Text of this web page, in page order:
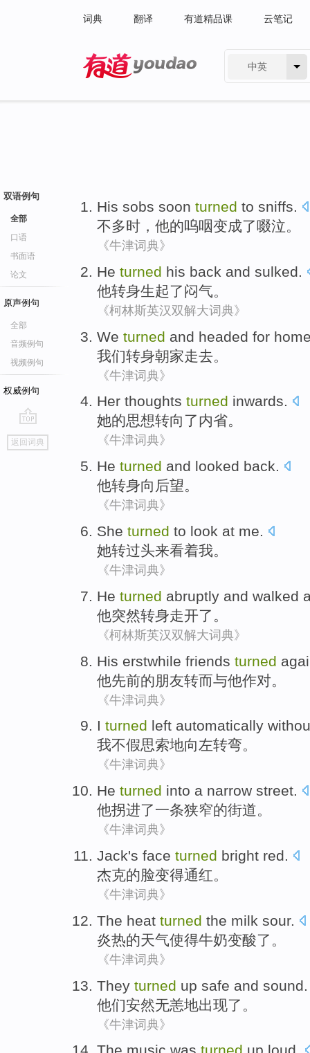
词典 翻译 有道精品课 云笔记
中英
双语例句
全部
口语
书面语
论文
原声例句
全部
音频例句
视频例句
权威例句
go
top
返回词典
His sobs soon turned to sniffs.
不多时， 他的呜咽变成了啜泣。
《牛津词典》
He turned his back and sulked.
他转身生起了闷气。
《柯林斯英汉双解大词典》
We turned and headed for
我们转身朝家走去。
《牛津词典》
Her thoughts turned inwards.
她的思想转向了内省。
《牛津词典》
He turned and looked back.
他转身向后望。
《牛津词典》
She turned to look at me.
她转过头来看着我。
《牛津词典》
He turned abruptly and walked
他突然转身走开了。
《柯林斯英汉双解大词典》
His erstwhile friends turned
他先前的朋友转而与他作对。
《牛津词典》
I turned left automatically
我不假思索地向左转弯。
《牛津词典》
He turned into a narrow street.
他拐进了一条狭窄的街道。
《牛津词典》
Jack's face turned bright red.
杰克的脸变得通红。
《牛津词典》
The heat turned the milk sour.
炎热的天气使得牛奶变酸了 。
《牛津词典》
They turned up safe and sound
他们安然无恙地出现了。
《牛津词典》